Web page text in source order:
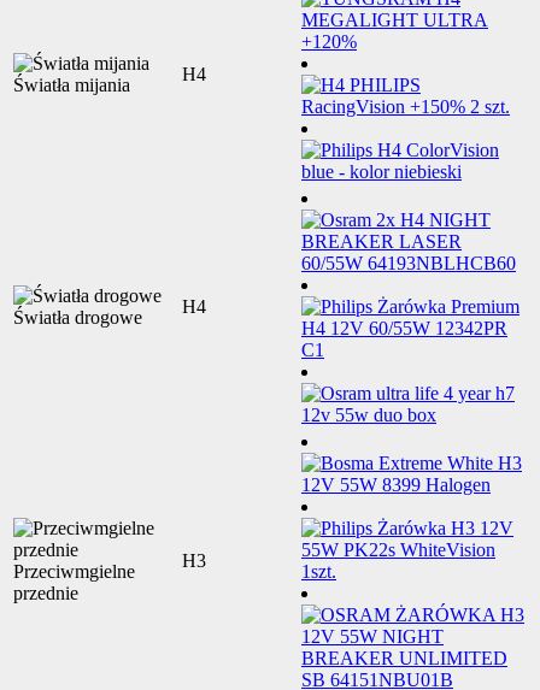
Światła mijania
H4
Światła drogowe
H4
Przeciwmgielne
przednie
H3